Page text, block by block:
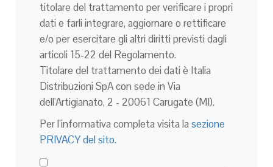
titolare del trattamento per verificare i propri
dati e farli integrare, aggiornare o rettificare
e/o per esercitare gli altri diritti previsti dagli
articoli 15-22 del Regolamento.
Titolare del trattamento dei dati è Italia
Distribuzioni SpA con sede in Via
dell'Artigianato, 2 - 20061 Carugate (MI).
Per l’informativa completa visita la sezione
PRIVACY del sito.